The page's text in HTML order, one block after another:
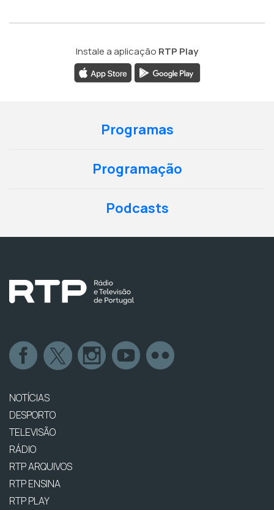
Instale a aplicação RTP Play
Programas
Programação
Podcasts
NOTÍCIAS
DESPORTO
TELEVISÃO
RÁDIO
RTP ARQUIVOS
RTP ENSINA
RTP PLAY